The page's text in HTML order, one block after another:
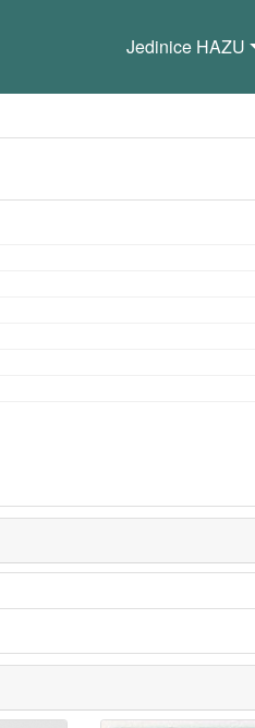
Jedinice HAZU